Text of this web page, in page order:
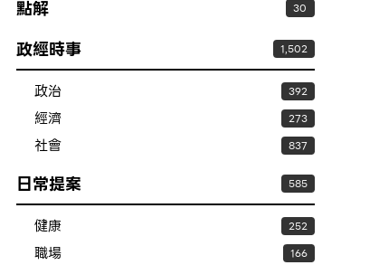
點解 30
政經時事 1,502
政治 392
經濟 273
社會 837
日常提案 585
健康 252
職場 166